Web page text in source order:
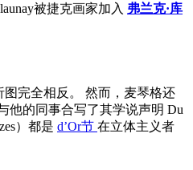
被捷克画家加入 弗兰克·库
图完全相反。 然而，麦琴格还
他的同事合写了其学说声明 Du
）都是 d’Or节 在立体主义者